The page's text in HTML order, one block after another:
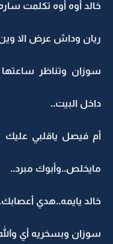
خالد أوه أوه تكلمت
ريان وداش عرض الا
سوزان وتناظر
داخل البيت..
أم فيصل ياقلبي عليك
مايخلص..وأبوك مبرد..
خالد يايمه..هدي
سوزان وبسخريه أي